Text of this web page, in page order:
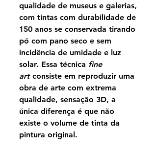
qualidade de museus e galerias,
com tintas com durabilidade de
150 anos se conservada tirando
pó com pano seco e sem
incidência de umidade e luz
solar. Essa técnica fine
artconsiste em reproduzir uma
obra de arte com extrema
qualidade, sensação 3D, a
única diferença é que não
existe o volume de tinta da
pintura original.